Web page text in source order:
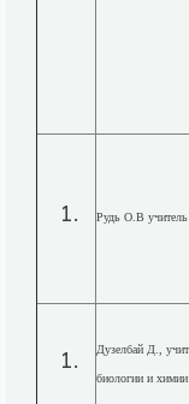
Рудь О.В учитель
Дузелбай Д.,
биологии и химии